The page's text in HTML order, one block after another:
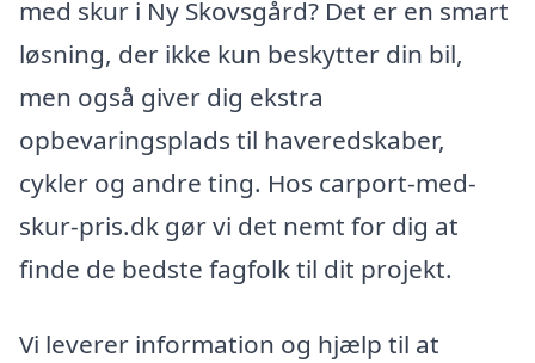
med skur i Ny Skovsgård? Det er en smart
løsning, der ikke kun beskytter din bil,
men også giver dig ekstra
opbevaringsplads til haveredskaber,
cykler og andre ting. Hos carport-med-
skur-pris.dk gør vi det nemt for dig at
finde de bedste fagfolk til dit projekt.
Vi leverer information og hjælp til at